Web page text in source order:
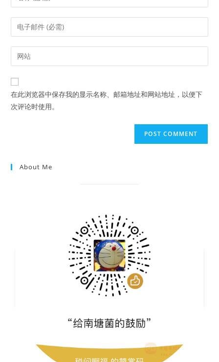
your
name
comment
Enter
your
email
address
comment
Enter
your
website
URL
(optional)
在此浏览器中保存我的显示名称、邮箱地址和网站地址，以便下
次评论时使用。
About Me